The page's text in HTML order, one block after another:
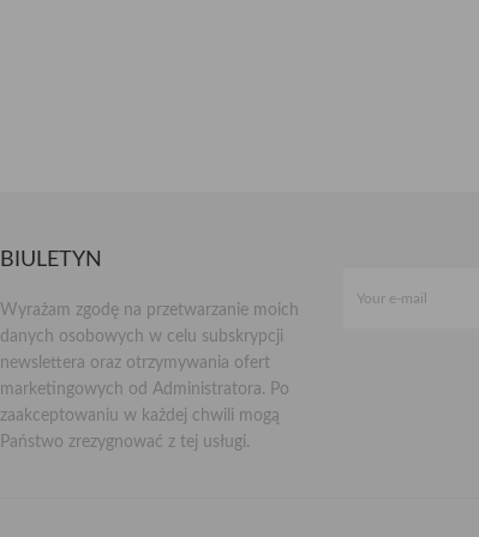
BIULETYN
Wyrażam zgodę na przetwarzanie moich
danych osobowych w celu subskrypcji
newslettera oraz otrzymywania ofert
marketingowych od Administratora. Po
zaakceptowaniu w każdej chwili mogą
Państwo zrezygnować z tej usługi.